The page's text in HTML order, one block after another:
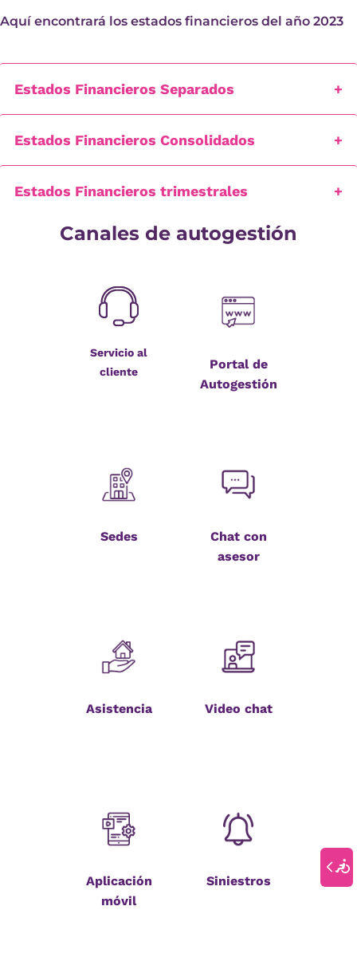
Aquí encontrará los estados financieros del año 2023
Estados Financieros Separados
Estados Financieros Consolidados
Estados Financieros trimestrales
Canales de autogestión
Servicio al
cliente
Portal de
Autogestión
Sedes
Chat con
asesor
Asistencia Video chat
Aplicación
móvil
Siniestros